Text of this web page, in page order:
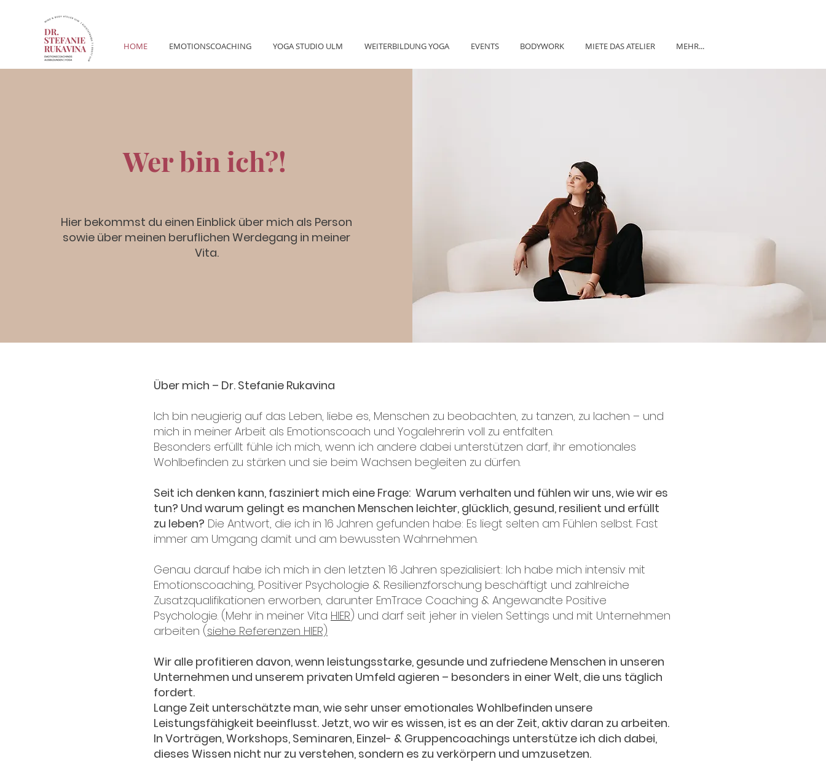
HOME EMOTIONSCOACHING YOGA STUDIO ULM WEITERBILDUNG YOGA EVENTS BODYWORK MIETE DAS ATELIER MEHR...
Wer bin ich?!
Hier bekommst du einen Einblick über mich als Person
sowie über meinen beruflichen Werdegang in meiner
Vita.
Über mich – Dr. Stefanie Rukavina
Ich bin neugierig auf das Leben, liebe es, Menschen zu beobachten, zu tanzen, zu lachen – und
mich in meiner Arbeit als Emotionscoach und Yogalehrerin voll zu entfalten.
Besonders erfüllt fühle ich mich, wenn ich andere dabei unterstützen darf, ihr emotionales
Wohlbefinden zu stärken und sie beim Wachsen begleiten zu dürfen.
Seit ich denken kann, fasziniert mich eine Frage: Warum verhalten und fühlen wir uns, wie wir es
tun? Und warum gelingt es manchen Menschen leichter, glücklich, gesund, resilient und erfüllt
zu leben? Die Antwort, die ich in 16 Jahren gefunden habe: Es liegt selten am Fühlen selbst. Fast
immer am Umgang damit und am bewussten Wahrnehmen.
Genau darauf habe ich mich in den letzten 16 Jahren spezialisiert: Ich habe mich intensiv mit
Emotionscoaching, Positiver Psychologie & Resilienzforschung beschäftigt und zahlreiche
Zusatzqualifikationen erworben, darunter EmTrace Coaching & Angewandte Positive
Psychologie. (Mehr in meiner Vita HIER) und darf seit jeher in vielen Settings und mit Unternehmen
arbeiten (siehe Referenzen HIER)
Wir alle profitieren davon, wenn leistungsstarke, gesunde und zufriedene Menschen in unseren
Unternehmen und unserem privaten Umfeld agieren – besonders in einer Welt, die uns täglich
fordert.
Lange Zeit unterschätzte man, wie sehr unser emotionales Wohlbefinden unsere
Leistungsfähigkeit beeinflusst. Jetzt, wo wir es wissen, ist es an der Zeit, aktiv daran zu arbeiten.
In Vorträgen, Workshops, Seminaren, Einzel- & Gruppencoachings unterstütze ich dich dabei,
dieses Wissen nicht nur zu verstehen, sondern es zu verkörpern und umzusetzen.